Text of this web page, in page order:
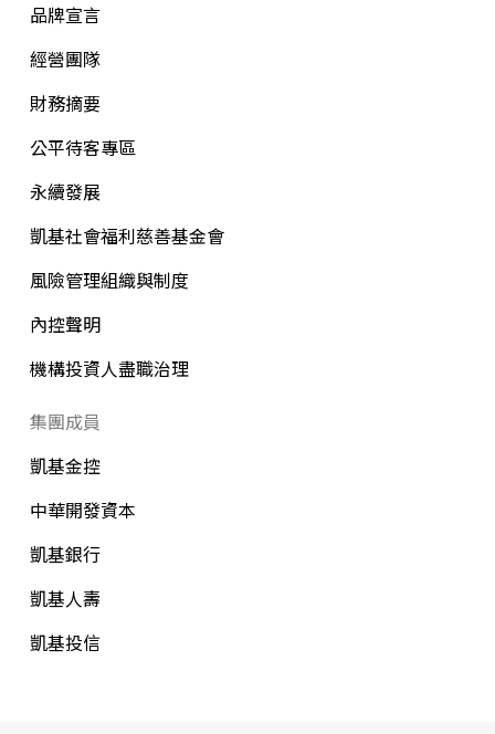
品牌宣言
經營團隊
財務摘要
公平待客專區
永續發展
凱基社會福利慈善基金會
風險管理組織與制度
內控聲明
機構投資人盡職治理
集團成員
凱基金控
中華開發資本
凱基銀行
凱基人壽
凱基投信